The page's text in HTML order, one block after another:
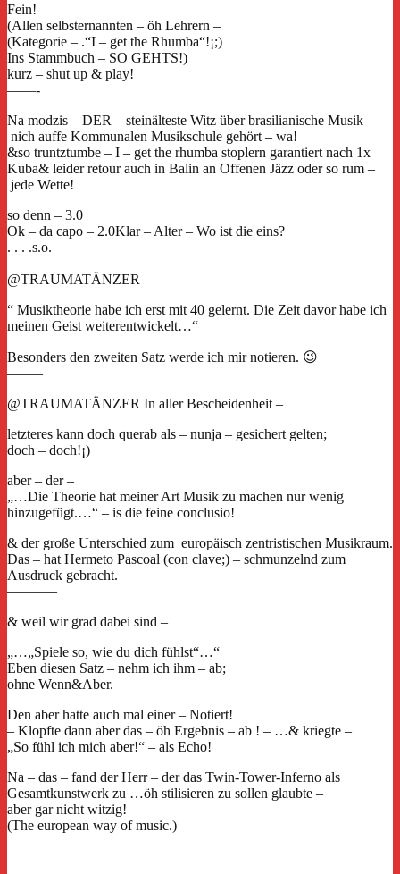
Fein!
(Allen selbsternannten – öh Lehrern –
(Kategorie – .“I – get the Rhumba“!¡;)
Ins Stammbuch – SO GEHTS!)
kurz – shut up & play!
——-
Na modzis – DER – steinälteste Witz über brasilianische Musik –
nich auffe Kommunalen Musikschule gehört – wa!
&so truntztumbe – I – get the rhumba stoplern garantiert nach 1x
Kuba& leider retour auch in Balin an Offenen Jäzz oder so rum –
jede Wette!
so denn – 3.0
Ok – da capo – 2.0Klar – Alter – Wo ist die eins?
. . . .s.o.
——–
@TRAUMATÄNZER
“ Musiktheorie habe ich erst mit 40 gelernt. Die Zeit davor habe ich
meinen Geist weiterentwickelt…“
Besonders den zweiten Satz werde ich mir notieren. 😉
——–
@TRAUMATÄNZER In aller Bescheidenheit –
letzteres kann doch querab als – nunja – gesichert gelten;
doch – doch!¡)
aber – der –
„…Die Theorie hat meiner Art Musik zu machen nur wenig
hinzugefügt.…“ – is die feine conclusio!
& der große Unterschied zum europäisch zentristischen Musikraum.
Das – hat Hermeto Pascoal (con clave;) – schmunzelnd zum
Ausdruck gebracht.
———–
& weil wir grad dabei sind –
„…„Spiele so, wie du dich fühlst“…“
Eben diesen Satz – nehm ich ihm – ab;
ohne Wenn&Aber.
Den aber hatte auch mal einer – Notiert!
– Klopfte dann aber das – öh Ergebnis – ab ! – …& kriegte –
„So fühl ich mich aber!“ – als Echo!
Na – das – fand der Herr – der das Twin-Tower-Inferno als
Gesamtkunstwerk zu …öh stilisieren zu sollen glaubte –
aber gar nicht witzig!
(The european way of music.)